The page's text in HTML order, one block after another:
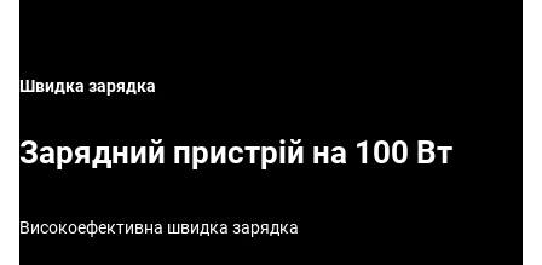
Швидка зарядка
Зарядний пристрій на 100 Вт
Високоефективна швидка зарядка